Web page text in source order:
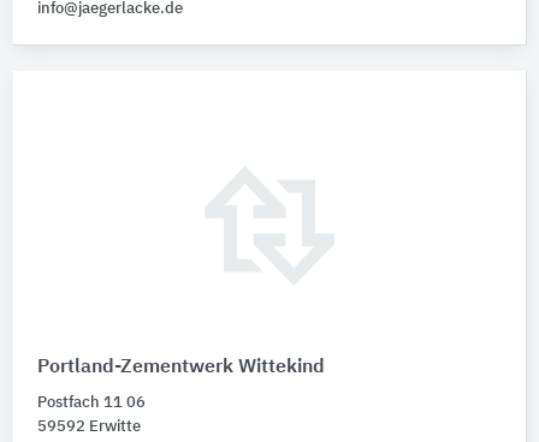
info@jaegerlacke.de
Portland-Zementwerk Wittekind
Postfach 11 06
59592 Erwitte